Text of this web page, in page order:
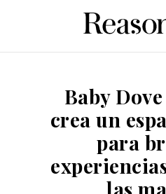
Baby
crea un
para
las